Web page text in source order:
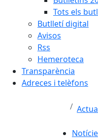
Tots els
Butlletí digital
Avisos
Rss
Hemeroteca
Transparència
Adreces i telèfons